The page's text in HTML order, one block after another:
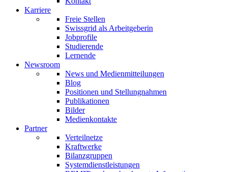
Karriere
Freie Stellen
Swissgrid als Arbeitgeberin
Jobprofile
Studierende
Lernende
Newsroom
News und Medienmitteilungen
Blog
Positionen und Stellungnahmen
Publikationen
Bilder
Medienkontakte
Partner
Verteilnetze
Kraftwerke
Bilanzgruppen
Systemdienstleistungen